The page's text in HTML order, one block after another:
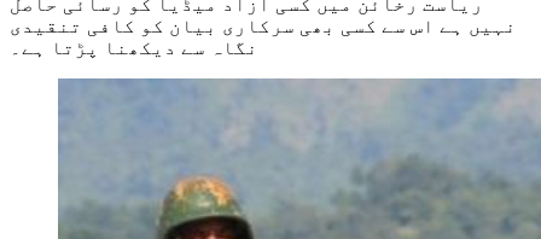
ریاست رخائن میں کسی آزاد میڈیا کو رسائی حاصل
نہیں ہے اس سے کسی بھی سرکاری بیان کو کافی تنقیدی
نگاہ سے دیکھنا پڑتا ہے۔